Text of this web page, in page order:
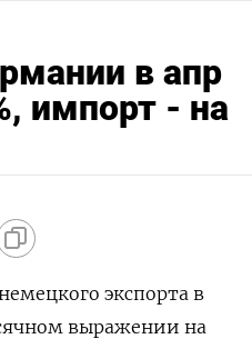
в апр
импорт - на
экспорта ‌в
​выражении на